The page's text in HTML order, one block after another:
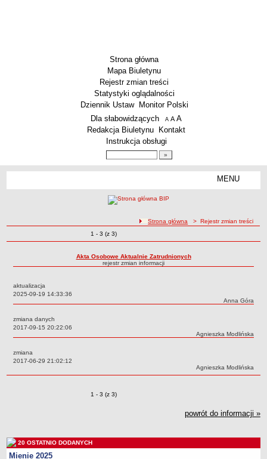
Strona główna
Mapa Biuletynu
Rejestr zmian treści
Statystyki oglądalności
Dziennik Ustaw
Monitor Polski
Menu dodatkowe
Dla słabowidzących A pomniejsz czcionkę
A standardowy rozmiar czcionki
A
Redakcja Biuletynu
Kontakt
Instrukcja obsługi
MENU
Techniczne Zakłady Naukowe
PRZEDSZKOLA
ARCHIWUM SZKÓŁ I PLACÓWEK
Zlikwidowane gimnazja
Przekształcone szkoły i placówki
Wielofunkcyjna Placówka
SPECJALNE OŚRODKI SZKOLNO-WYCHOWAWCZE
Specjalny Ośrodek nr 1
Majątek
Godziny dyżurów
ścieżka nawigacji
Strona główna > Rejestr zmian treści
Zmiany o pozycjach
1 - 3 (z 3)
Akta Osobowe Aktualnie Zatrudnionych
rejestr zmian informacji
aktualizacja
Data:
2025-09-19 14:33:36
Autor:
Anna Góra
zmiana danych
Data:
2017-09-15 20:22:06
Autor:
Agnieszka Modlińska
zmiana
Data:
2017-06-29 21:02:12
Autor:
Agnieszka Modlińska
Zmiany o pozycjach
1 - 3 (z 3)
powrót do informacji »
20 OSTATNIO DODANYCH
Mienie 2025